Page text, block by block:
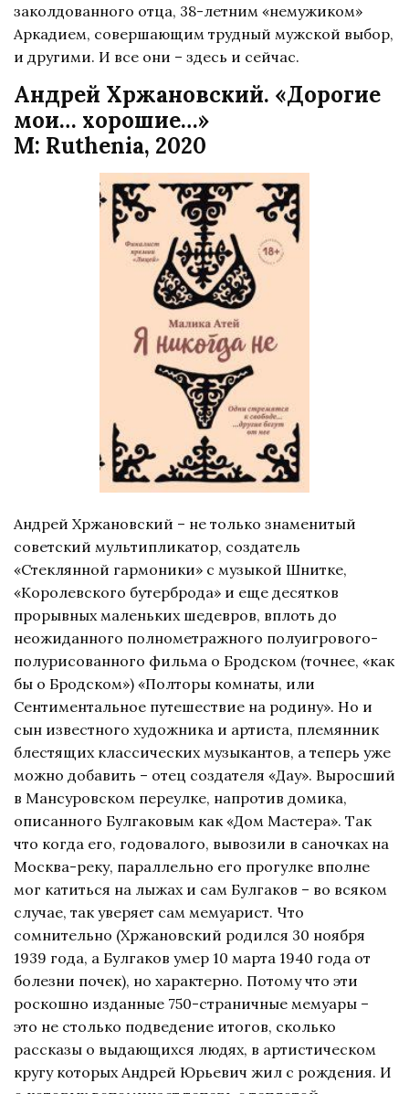
заколдованного отца, 38-летним «немужиком»
Аркадием, совершающим трудный мужской выбор,
и другими. И все они – здесь и сейчас.
Андрей Хржановский. «Дорогие
мои… хорошие…»
М: Ruthenia, 2020
Андрей Хржановский – не только знаменитый
советский мультипликатор, создатель
«Стеклянной гармоники» с музыкой Шнитке,
«Королевского бутерброда» и еще десятков
прорывных маленьких шедевров, вплоть до
неожиданного полнометражного полуигрового-
полурисованного фильма о Бродском (точнее, «как
бы о Бродском») «Полторы комнаты, или
Сентиментальное путешествие на родину». Но и
сын известного художника и артиста, племянник
блестящих классических музыкантов, а теперь уже
можно добавить – отец создателя «Дау». Выросший
в Мансуровском переулке, напротив домика,
описанного Булгаковым как «Дом Мастера». Так
что когда его, годовалого, вывозили в саночках на
Москва-реку, параллельно его прогулке вполне
мог катиться на лыжах и сам Булгаков – во всяком
случае, так уверяет сам мемуарист. Что
сомнительно (Хржановский родился 30 ноября
1939 года, а Булгаков умер 10 марта 1940 года от
болезни почек), но характерно. Потому что эти
роскошно изданные 750-страничные мемуары –
это не столько подведение итогов, сколько
рассказы о выдающихся людях, в артистическом
кругу которых Андрей Юрьевич жил с рождения. И